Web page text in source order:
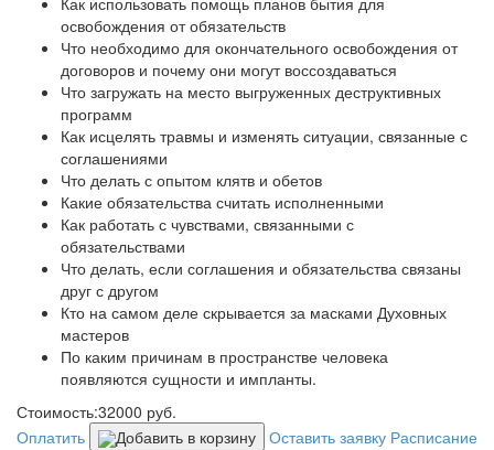
освобождения от обязательств
Что необходимо для окончательного освобождения от
договоров и почему они могут воссоздаваться
Что загружать на место выгруженных деструктивных
программ
Как исцелять травмы и изменять ситуации, связанные с
соглашениями
Что делать с опытом клятв и обетов
Какие обязательства считать исполненными
Как работать с чувствами, связанными с
обязательствами
Что делать, если соглашения и обязательства связаны
друг с другом
Кто на самом деле скрывается за масками Духовных
мастеров
По каким причинам в пространстве человека
появляются сущности и импланты.
Стоимость:32000 руб.
Оплатить
Добавить в корзину Оставить заявку Расписание